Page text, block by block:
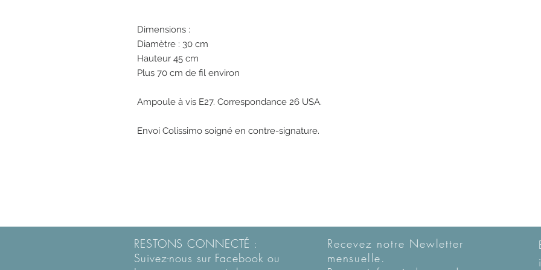
Dimensions :
Diamètre : 30 cm
Hauteur 45 cm
Plus 70 cm de fil environ
Ampoule à vis E27. Correspondance 26 USA.
RESTONS CONNECTÉ :
Suivez-nous sur Facebook ou
Recevez notre Newletter
mensuelle.